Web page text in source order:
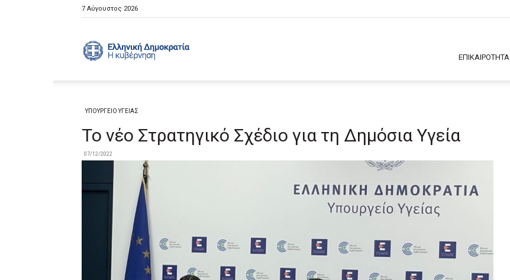
7 Αύγουστος 2026
ΕΠΙΚΑΙΡΟΤΗΤΑ
ΥΠΟΥΡΓΕΙΟ ΥΓΕΙΑΣ
Το νέο Στρατηγικό Σχέδιο για τη Δημόσια Υγεία
07/12/2022